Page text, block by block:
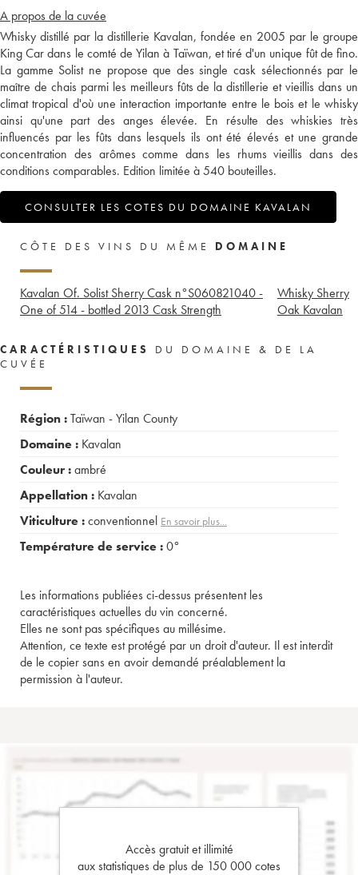
A propos de la cuvée
Whisky distillé par la distillerie Kavalan, fondée en 2005 par le groupe
King Car dans le comté de Yilan à Taïwan, et tiré d'un unique fût de fino.
La gamme Solist ne propose que des single cask sélectionnés par le
maître de chais parmi les meilleurs fûts de la distillerie et vieillis dans un
climat tropical d'où une interaction importante entre le bois et le whisky
ainsi qu'une part des anges élevée. En résulte des whiskies très
influencés par les fûts dans lesquels ils ont été élevés et une grande
concentration des arômes comme dans les rhums vieillis dans des
conditions comparables. Edition limitée à 540 bouteilles.
CONSULTER LES COTES DU DOMAINE KAVALAN
CÔTE DES VINS DU MÊME DOMAINE
Kavalan Of. Solist Sherry Cask n°S060821040 -
One of 514 - bottled 2013 Cask Strength
Whisky Sherry
Oak Kavalan
CARACTÉRISTIQUES
DU DOMAINE & DE LA
CUVÉE
Région :Taïwan - Yilan County
Domaine : Kavalan
Couleur :ambré
Appellation : Kavalan
Viticulture :conventionnel En savoir plus...
Température de service :0°
Les informations publiées ci-dessus présentent les
caractéristiques actuelles du vin concerné.
Elles ne sont pas spécifiques au millésime.
Attention, ce texte est protégé par un droit d'auteur. Il est interdit
de le copier sans en avoir demandé préalablement la
permission à l'auteur.
Accès gratuit et illimité
aux statistiques de plus de 150 000 cotes